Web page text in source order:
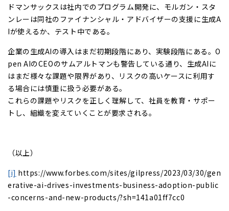
ドマンサックスは社内でのプログラム開発に、モルガン・スタ
ンレーは同社のファイナンシャル・アドバイザーの支援に生成A
Iが使えるか、テスト中である。
企業の生成AIの導入はまだ初期段階にあり、実験段階にある。O
pen AIのCEOのサムアルトマンも警告している通り、生成AIに
はまだ様々な課題や限界があり、リスクの高いケースに利用す
る場合には慎重に扱う必要がある。
これらの課題やリスクを正しく理解して、社員を教育・サポー
トし、組織を変えていくことが要求される。
（以上）
[i] https://www.forbes.com/sites/gilpress/2023/03/30/gen
erative-ai-drives-investments-business-adoption-public
-concerns-and-new-products/?sh=141a01ff7cc0